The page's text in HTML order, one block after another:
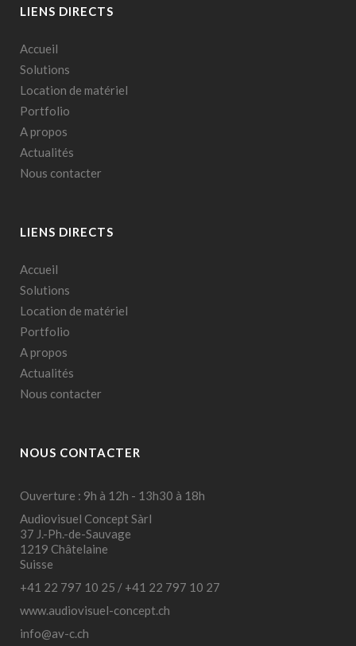
LIENS DIRECTS
Accueil
Solutions
Location de matériel
Portfolio
A propos
Actualités
Nous contacter
LIENS DIRECTS
Accueil
Solutions
Location de matériel
Portfolio
A propos
Actualités
Nous contacter
NOUS CONTACTER
Ouverture : 9h à 12h - 13h30 à 18h
Audiovisuel Concept Sàrl
37 J.-Ph.-de-Sauvage
1219 Châtelaine
Suisse
+41 22 797 10 25 / +41 22 797 10 27
www.audiovisuel-concept.ch
info@av-c.ch